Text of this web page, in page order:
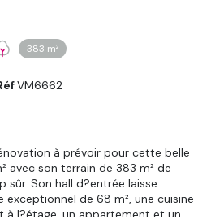
383 m²
VM6662
à prévoir pour cette belle
avec son terrain de 383 m² de
sûr. Son hall d?entrée laisse
exceptionnel de 68 m², une cuisine
à l?étage, un appartement et un